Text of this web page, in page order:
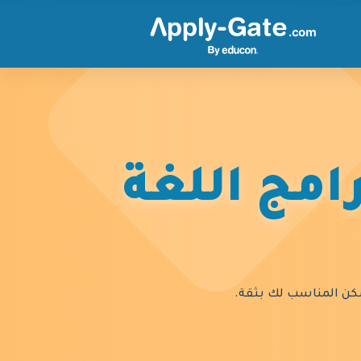
اللغة
المناسب لك بثقة.